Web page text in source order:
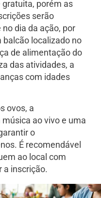
porém as
serão
dia da ação, por
localizado no
de alimentação do
das atividades, a
com idades
ovos, a
ao vivo e uma
o
É recomendável
ao local com
a inscrição.